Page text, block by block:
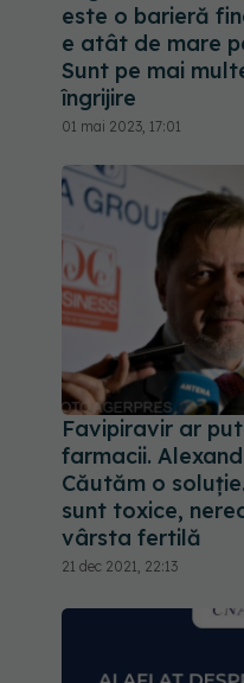
este o barieră
e atât de mare
Sunt pe mai
îngrijire
01 mai 2023, 17:01
Favipiravir ar
farmacii.
Căutăm o
sunt toxice,
vârsta fertilă
21 dec 2021, 22:13